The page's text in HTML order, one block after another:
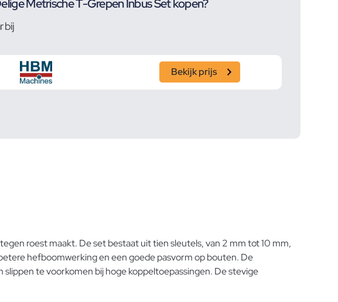
Metrische T-Grepen Inbus Set kopen?
bij
Bekijk prijs
roest maakt. De set bestaat uit tien sleutels, van 2 mm tot 10 mm,
hefboomwerking en een goede pasvorm op bouten. De
te voorkomen bij hoge koppeltoepassingen. De stevige